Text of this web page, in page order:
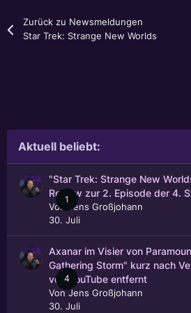
Zurück zu Newsmeldungen
Star Trek: Strange New Worlds
Aktuell beliebt:
1
"Star Trek: Strange New
Review zur 2. Episode der 4.
Von
Jens Großjohann
30. Juli
4
Axanar im Visier von
Gathering Storm" kurz nach
von YouTube entfernt
VonJens Großjohann
30. Juli